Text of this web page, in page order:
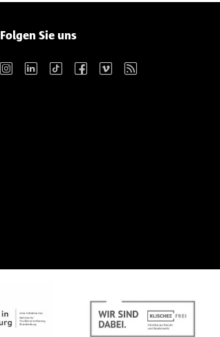
Folgen Sie uns
Instagram LinkedIn TikTok Facebook Vimeo RSS